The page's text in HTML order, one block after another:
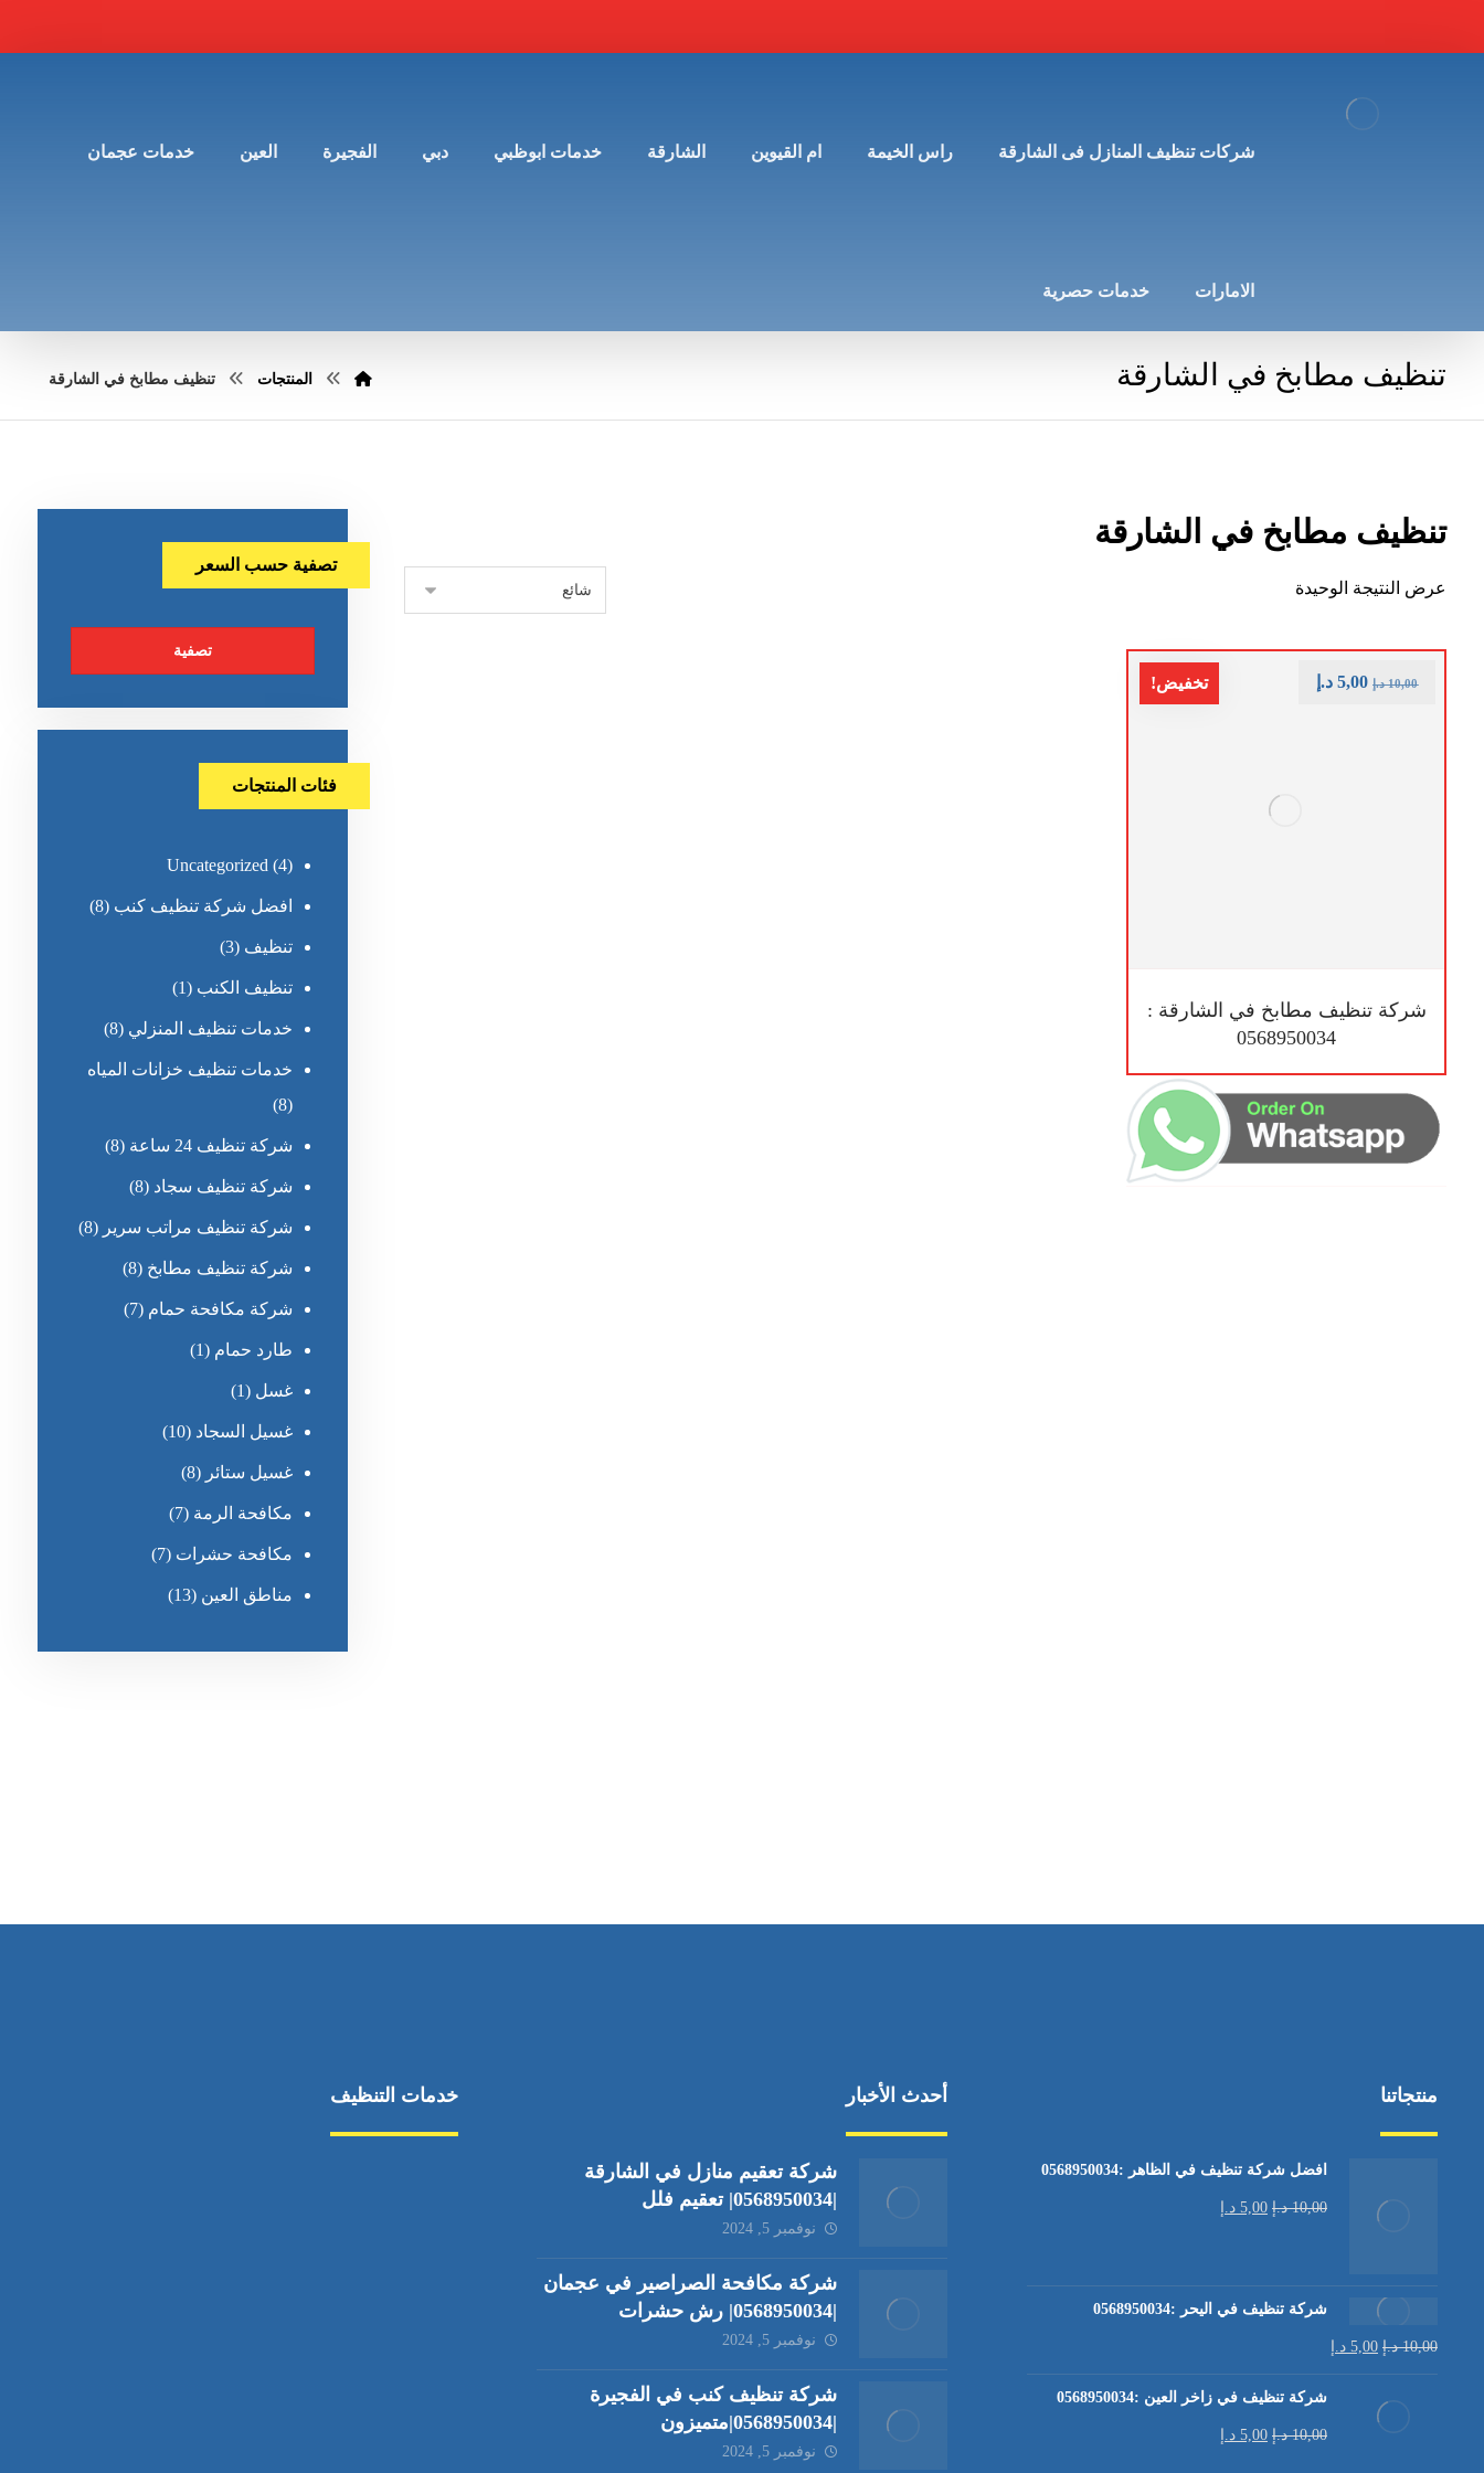
شركات تنظيف المنازل فى الشارقة راس الخيمة ام القيوين الشارقة خدمات ابوظبي دبي الفجيرة العين خدمات عجمان
الامارات خدمات حصرية
تنظيف مطابخ في الشارقة المنتجات تنظيف مطابخ في الشارقة
تنظيف مطابخ في الشارقة
عرض النتيجة الوحيدة
تخفيض!
شركة تنظيف مطابخ في الشارقة :
0568950034
10,00 د.إ 5,00 د.إ
تصفية حسب السعر
تصفية
فئات المنتجات
Uncategorized (4)
افضل شركة تنظيف كنب (8)
تنظيف (3)
تنظيف الكنب (1)
خدمات تنظيف المنزلي (8)
خدمات تنظيف خزانات المياه
(8)
شركة تنظيف 24 ساعة (8)
شركة تنظيف سجاد (8)
شركة تنظيف مراتب سرير (8)
شركة تنظيف مطابخ (8)
شركة مكافحة حمام (7)
طارد حمام (1)
غسل (1)
غسيل السجاد (10)
غسيل ستائر (8)
مكافحة الرمة (7)
مكافحة حشرات (7)
مناطق العين (13)
منتجاتنا
افضل شركة تنظيف في الظاهر :0568950034
10,00 د.إ 5,00 د.إ
شركة تنظيف في اليحر :0568950034
10,00 د.إ 5,00 د.إ
شركة تنظيف في زاخر العين :0568950034
10,00 د.إ 5,00 د.إ
أحدث الأخبار
شركة تعقيم منازل في الشارقة
|0568950034| تعقيم فلل
نوفمبر 5, 2024
شركة مكافحة الصراصير في عجمان
|0568950034| رش حشرات
نوفمبر 5, 2024
شركة تنظيف كنب في الفجيرة
|0568950034|متميزون
نوفمبر 5, 2024
خدمات التنظيف